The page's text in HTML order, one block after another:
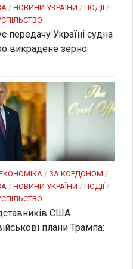
/ НОВИНИ УКРАЇНИ / ПОДІЇ/
передачу Україні судна
викрадене зерно
/ ЗА КОРДОНОМ /
/ НОВИНИ УКРАЇНИ / ПОДІЇ/
США
плани Трампа: